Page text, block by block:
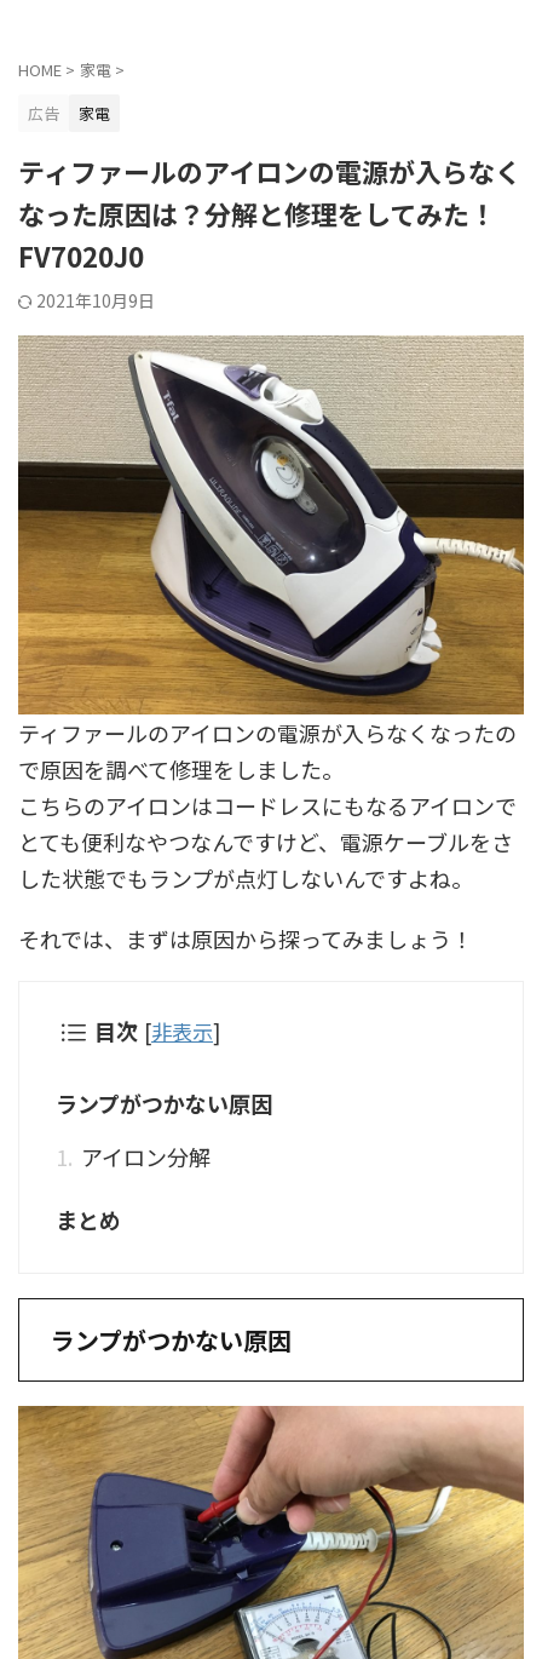
HOME > 家電 >
広告
家電
ティファールのアイロンの電源が入らなく
なった原因は？分解と修理をしてみた！
FV7020J0
2021年10月9日
ティファールのアイロンの電源が入らなくなったの
で原因を調べて修理をしました。
こちらのアイロンはコードレスにもなるアイロンで
とても便利なやつなんですけど、電源ケーブルをさ
した状態でもランプが点灯しないんですよね。
それでは、まずは原因から探ってみましょう！
目次 [非表示]
ランプがつかない原因
アイロン分解
まとめ
ランプがつかない原因